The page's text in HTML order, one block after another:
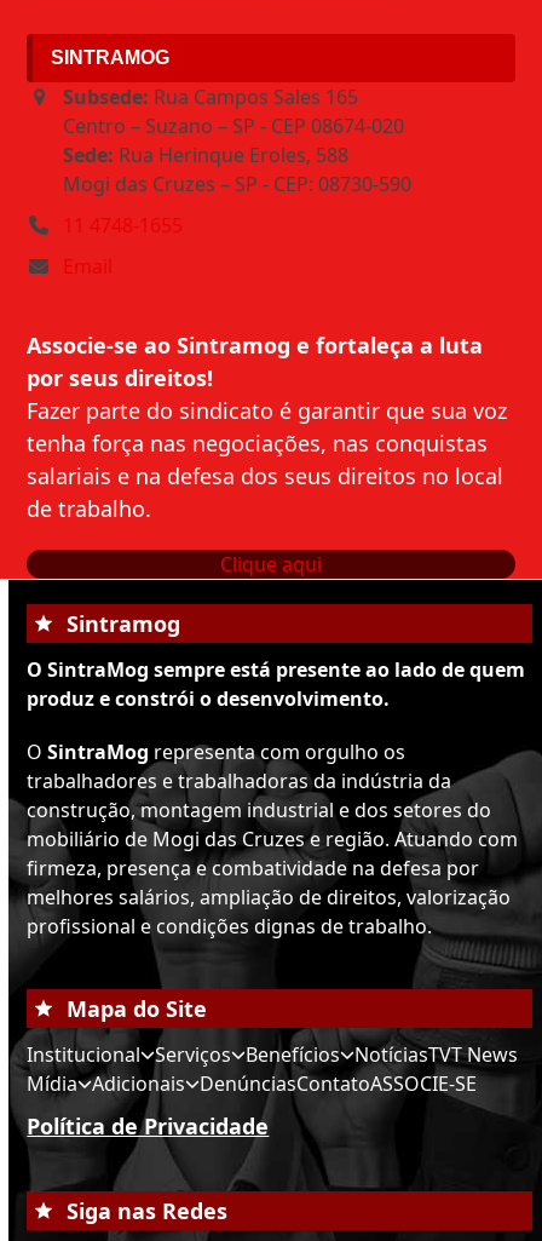
SINTRAMOG
Subsede: Rua Campos Sales 165
Centro – Suzano – SP - CEP 08674-020
Sede: Rua Herinque Eroles, 588
Mogi das Cruzes – SP - CEP: 08730-590
11 4748-1655
Email
Associe-se ao Sintramog e fortaleça a luta
por seus direitos!
Fazer parte do sindicato é garantir que sua voz
tenha força nas negociações, nas conquistas
salariais e na defesa dos seus direitos no local
de trabalho.
Clique aqui
Sintramog
O SintraMog sempre está presente ao lado de quem
produz e constrói o desenvolvimento.
OSintraMog representa com orgulho os
trabalhadores e trabalhadoras da indústria da
construção, montagem industrial e dos setores do
mobiliário de Mogi das Cruzes e região. Atuando com
firmeza, presença e combatividade na defesa por
melhores salários, ampliação de direitos, valorização
profissional e condições dignas de trabalho.
Mapa do Site
Institucional Serviços Benefícios NotíciasTVT News
Mídia Adicionais DenúnciasContatoASSOCIE-SE
Política de Privacidade
Siga nas Redes